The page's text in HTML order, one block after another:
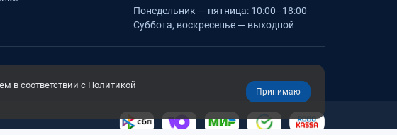
в соответствии с Политикой
Принимаю
Понедельник — пятница: 10:00–18:00
Суббота, воскресенье — выходной